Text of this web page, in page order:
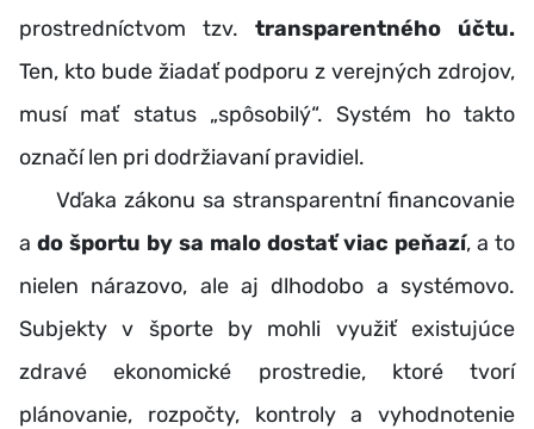
prostredníctvom tzv. transparentného účtu.
Ten, kto bude žiadať podporu z verejných zdrojov,
musí mať status „spôsobilý“. Systém ho takto
označí len pri dodržiavaní pravidiel.
Vďaka zákonu sa stransparentní financovanie
a do športu by sa malo dostať viac peňazí, a to
nielen nárazovo, ale aj dlhodobo a systémovo.
Subjekty v športe by mohli využiť existujúce
zdravé ekonomické prostredie, ktoré tvorí
plánovanie, rozpočty, kontroly a vyhodnotenie